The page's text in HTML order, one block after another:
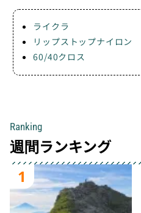
ライクラ
リップストップナイロン
60/40クロス
Ranking
週間ランキング
1